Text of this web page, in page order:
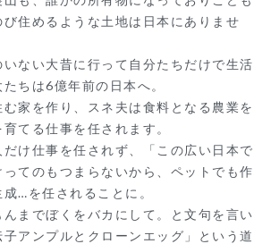
住めるような土地は日本にありませ
ない大昔に行って自分たちだけで生活
ちは6億年前の日本へ。
家を作り、スネ夫は食料となる農業を
てる仕事を任されます。
け仕事を任されず、「この広い日本で
てのもつまらないから、ペットでも作
…を任されることに。
までぼくをバカにして。と文句を言い
アンプルとクローンエッグ」という道